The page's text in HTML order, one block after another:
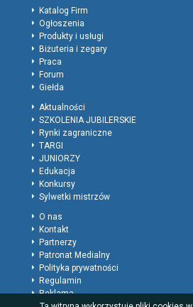
Katalog Firm
Ogłoszenia
Produkty i usługi
Biżuteria i zegary
Praca
Forum
Giełda
Aktualności
SZKOLENIA JUBILERSKIE
Rynki zagraniczne
TARGI
JUNIORZY
Edukacja
Konkursy
Sylwetki mistrzów
O nas
Kontakt
Partnerzy
Patronat Medialny
Polityka prywatności
Regulamin
Reklama